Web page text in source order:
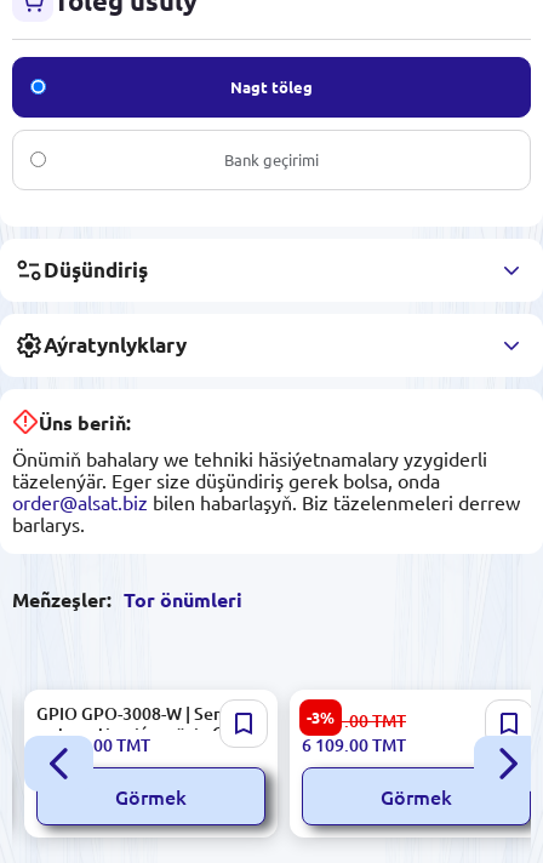
Nagt töleg
Bank geçirimi
Düşündiriş
Aýratynlyklary
Üns beriň:
Önümiň bahalary we tehniki häsiýetnamalary yzygiderli
täzelenýär. Eger size düşündiriş gerek bolsa, onda
order@alsat.biz bilen habarlaşyň. Biz täzelenmeleri derrew
barlarys.
Meñzeşler: Tor önümleri
GPIO GPO-3008-W | Senagat
awtomatizasiýasy üçin GPIO
moduly
37 249.00TMT
Görmek
-3%
Generic 42U 600x800x2000 |
Server şkafy 42U polat
6 301.00TMT
6 109.00TMT
Görmek